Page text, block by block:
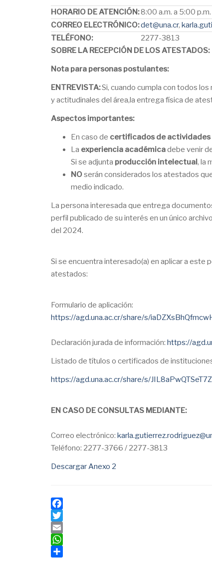
HORARIO DE ATENCIÓN:8:00 a.m. a 5:00 p.m.
CORREO ELECTRÓNICO:det@una.cr,
TELÉFONO:
2277-3813
SOBRE LA RECEPCIÓN DE LOS ATESTADOS:
Nota para personas postulantes:
ENTREVISTA:Si, cuando cumpla con todos
y actitudinales del área,la entrega física de
Aspectos importantes:
En caso de certificados de actividades
La experiencia académicadebe venir
Si se adjunta producción intelectual, la
NOserán considerados los atestados
medio indicado.
La persona interesada que entrega
perfil publicado de su interés en un único
del 2024.
Si se encuentra interesado(a) en aplicar a
atestados:
Formulario de aplicación:
https://agd.una.ac.cr/share/s/
Declaración jurada de información: https://
Listado de títulos o certificados de
https://agd.una.ac.cr/share/s/
EN CASO DE CONSULTAS MEDIANTE:
Correo electrónico:
Teléfono: 2277-3766 / 2277-3813
Descargar Anexo 2
Facebook
Twitter
Email
WhatsApp